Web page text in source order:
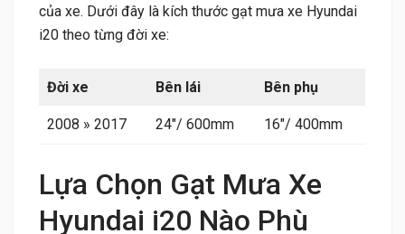
của xe. Dưới đây là kích thước gạt mưa xe Hyundai
i20 theo từng đời xe:
Đời xe Bên lái Bên phụ
2008 » 2017 24″/ 600mm 16″/ 400mm
Lựa Chọn Gạt Mưa Xe
Hyundai i20 Nào Phù